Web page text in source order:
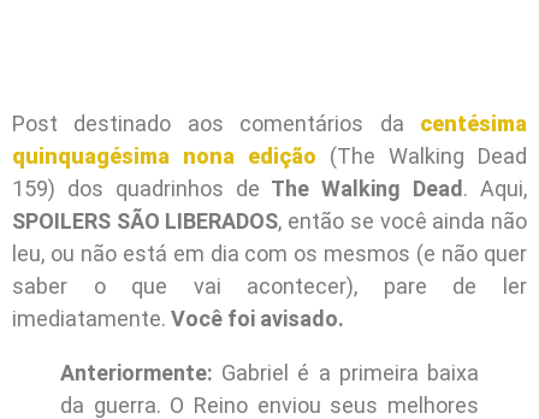
Post destinado aos comentários da centésima
quinquagésima nona edição (The Walking Dead
159) dos quadrinhos de The Walking Dead. Aqui,
SPOILERS SÃO LIBERADOS, então se você ainda não
leu, ou não está em dia com os mesmos (e não quer
saber o que vai acontecer), pare de ler
imediatamente. Você foi avisado.
Anteriormente: Gabriel é a primeira baixa
da guerra. O Reino enviou seus melhores